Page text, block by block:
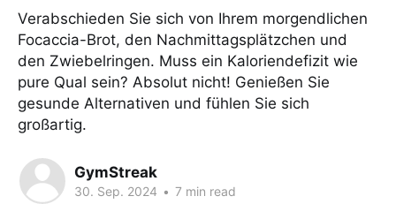
Verabschieden Sie sich von Ihrem morgendlichen
Focaccia-Brot, den Nachmittagsplätzchen und
den Zwiebelringen. Muss ein Kaloriendefizit wie
pure Qual sein? Absolut nicht! Genießen Sie
gesunde Alternativen und fühlen Sie sich
großartig.
GymStreak
30. Sep. 2024 • 7 min read